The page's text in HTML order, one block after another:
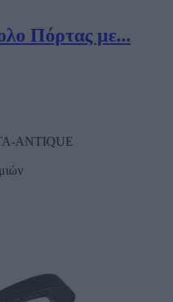
Πόρτας με...
ANTIQUE